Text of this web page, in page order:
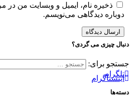
ذخیره نام، ایمیل و وبسایت من در
دوباره دیدگاهی می‌نویسم.
چیزی می گردی؟
برای:
تلگرام
اینستاگرام